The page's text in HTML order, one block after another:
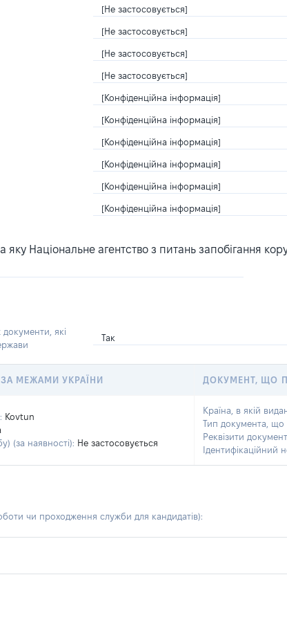
[Не застосовується]
[Не застосовується]
[Не застосовується]
[Не застосовується]
[Конфіденційна інформація]
[Конфіденційна інформація]
[Конфіденційна інформація]
[Конфіденційна інформація]
[Конфіденційна інформація]
[Конфіденційна інформація]
Національне агентство з питань запобігання
які
Так
ЗА МЕЖАМИ УКРАЇНИ ДОКУМЕНТ, ЩО
Kovtun
(за наявності): Не застосовується
Країна, в якій
Тип документа, що
Реквізити
Ідентифікаційний
чи проходження служби для кандидатів):